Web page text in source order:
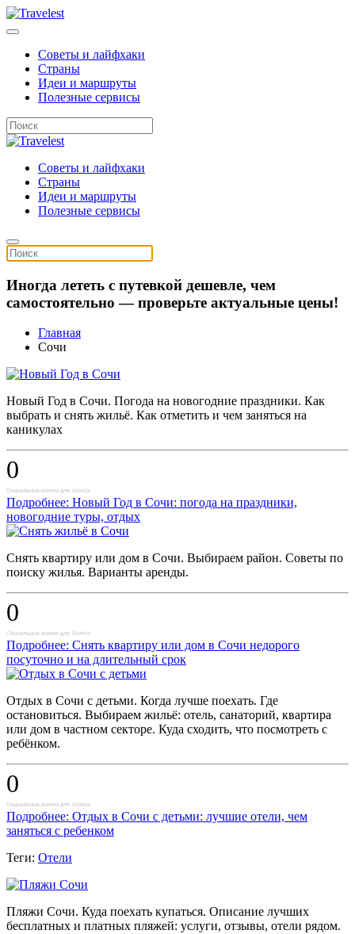
Советы и лайфхаки
Страны
Идеи и маршруты
Полезные сервисы
Советы и лайфхаки
Страны
Идеи и маршруты
Полезные сервисы
Иногда лететь с путевкой дешевле, чем
самостоятельно — проверьте актуальные цены!
Главная
Сочи
Новый Год в Сочи. Погода на новогодние праздники. Как
выбрать и снять жильё. Как отметить и чем заняться на
каникулах
0
Социальные кнопки для Joomla
Подробнее: Новый Год в Сочи: погода на праздники,
новогодние туры, отдых
Снять квартиру или дом в Сочи. Выбираем район. Советы по
поиску жилья. Варианты аренды.
0
Социальные кнопки для Joomla
Подробнее: Снять квартиру или дом в Сочи недорого
посуточно и на длительный срок
Отдых в Сочи с детьми. Когда лучше поехать. Где
остановиться. Выбираем жильё: отель, санаторий, квартира
или дом в частном секторе. Куда сходить, что посмотреть с
ребёнком.
0
Социальные кнопки для Joomla
Подробнее: Отдых в Сочи с детьми: лучшие отели, чем
заняться с ребенком
Теги: Отели
Пляжи Сочи. Куда поехать купаться. Описание лучших
бесплатных и платных пляжей: услуги, отзывы, отели рядом.